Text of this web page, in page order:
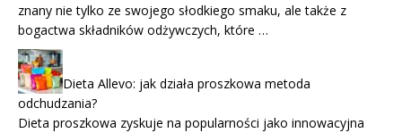
znany nie tylko ze swojego słodkiego smaku, ale także z
bogactwa składników odżywczych, które …
Dieta Allevo: jak działa proszkowa metoda
odchudzania?
Dieta proszkowa zyskuje na popularności jako innowacyjna